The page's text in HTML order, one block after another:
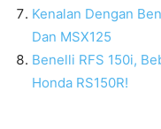
Kenalan Dengan
Dan MSX125
Benelli RFS 150i,
Honda RS150R!